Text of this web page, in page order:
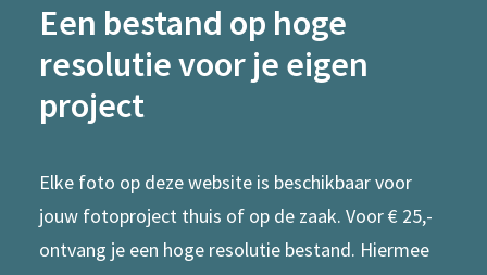
Een bestand op hoge
resolutie voor je eigen
project
Elke foto op deze website is beschikbaar voor
jouw fotoproject thuis of op de zaak. Voor € 25,-
ontvang je een hoge resolutie bestand. Hiermee